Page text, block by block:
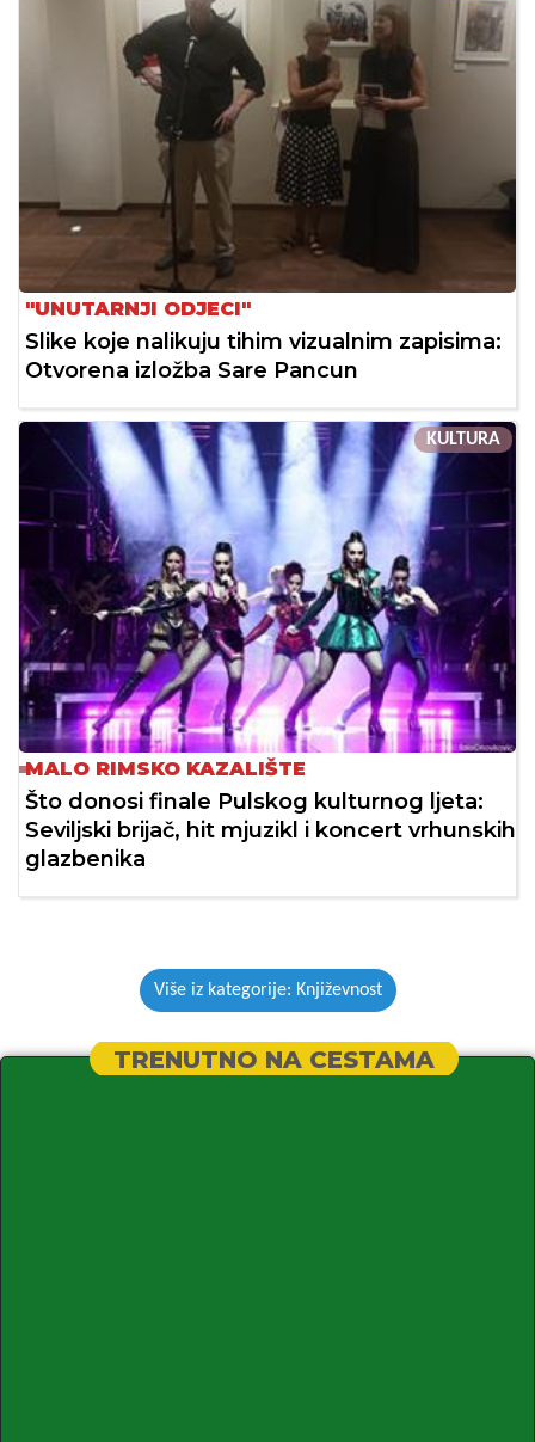
"UNUTARNJI ODJECI"
Slike koje nalikuju tihim vizualnim zapisima:
Otvorena izložba Sare Pancun
KULTURA
MALO RIMSKO KAZALIŠTE
Što donosi finale Pulskog kulturnog ljeta:
Seviljski brijač, hit mjuzikl i koncert vrhunskih
glazbenika
Više iz kategorije: Književnost
TRENUTNO NA CESTAMA